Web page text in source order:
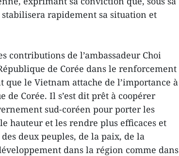
rapidement sa situation et
contributions de l’ambassadeur Choi
de Corée dans le renforcement
le Vietnam attache de l’importance à
Corée. Il s’est dit prêt à coopérer
sud-coréen pour porter les
hauteur et les rendre plus efficaces et
deux peuples, de la paix, de la
dans la région comme dans